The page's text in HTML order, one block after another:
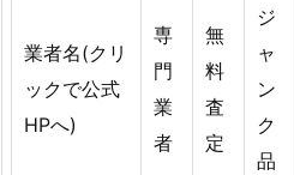
業者名(クリ
ックで公式
HPへ)
専
門
業
者
無
料
査
定
ジ
ャ
ン
ク
品